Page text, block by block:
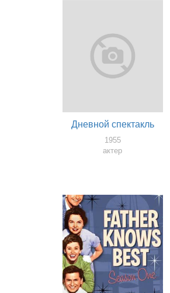
Дневной спектакль
1955
актер